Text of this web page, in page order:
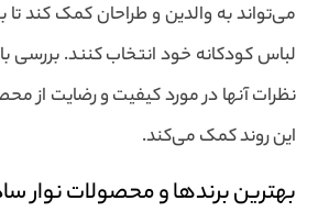
می‌تواند به والدین و طراحان کمک کند تا
لباس کودکانه خود انتخاب کنند. بررسی
نظرات آنها در مورد کیفیت و رضایت از
این روند کمک می‌کند.
بهترین برندها و محصولات نوار